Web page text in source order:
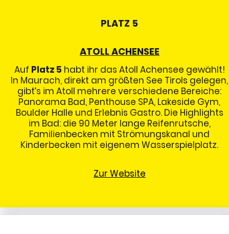
PLATZ 5
ATOLL ACHENSEE
Auf Platz 5 habt ihr das Atoll Achensee gewählt!
In Maurach, direkt am größten See Tirols gelegen,
gibt’s im Atoll mehrere verschiedene Bereiche:
Panorama Bad, Penthouse SPA, Lakeside Gym,
Boulder Halle und Erlebnis Gastro. Die Highlights
im Bad: die 90 Meter lange Reifenrutsche,
Familienbecken mit Strömungskanal und
Kinderbecken mit eigenem Wasserspielplatz.
Zur Website